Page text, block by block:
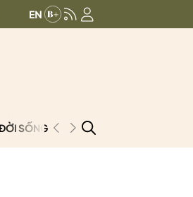
+ 0.25 (+0.09%)
SỐNG PODCAST